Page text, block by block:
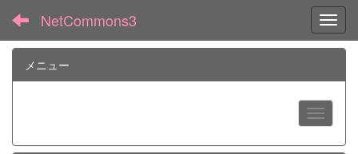
NetCommons3
メニュー